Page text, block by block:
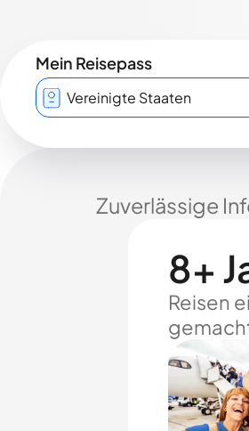
Mein Reisepass
Zuverlässige
8+
Reisen